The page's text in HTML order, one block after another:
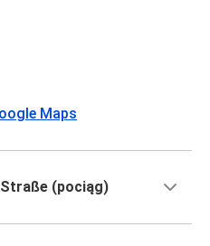
Maps
(pociąg)